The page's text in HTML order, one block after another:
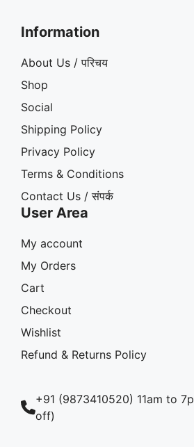
Information
About Us / परिचय
Shop
Social
Shipping Policy
Privacy Policy
Terms & Conditions
Contact Us / संपर्क
User Area
My account
My Orders
Cart
Checkout
Wishlist
Refund & Returns Policy
+91 (9873410520) 11am to
off)